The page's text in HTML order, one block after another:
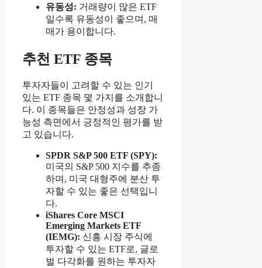
유동성: 거래량이 많은 ETF
일수록 유동성이 좋으며, 매
매가 용이합니다.
추천 ETF 종목
투자자들이 고려할 수 있는 인기
있는 ETF 종목 몇 가지를 소개합니
다. 이 종목들은 안정성과 성장 가
능성 측면에서 긍정적인 평가를 받
고 있습니다.
SPDR S&P 500 ETF (SPY):
미국의 S&P 500 지수를 추종
하며, 미국 대형주에 분산 투
자할 수 있는 좋은 선택입니
다.
iShares Core MSCI
Emerging Markets ETF
(IEMG): 신흥 시장 주식에
투자할 수 있는 ETF로, 글로
벌 다각화를 원하는 투자자